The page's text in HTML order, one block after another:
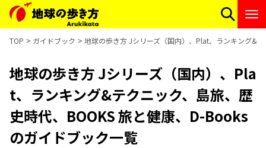
TOP ガイドブック 地球の歩き方 Jシリーズ（国内）、Plat、ランキング&
地球の歩き方 Jシリーズ（国内）、Pla
t、ランキング&テクニック、島旅、歴
史時代、BOOKS 旅と健康、D-Books
のガイドブック一覧